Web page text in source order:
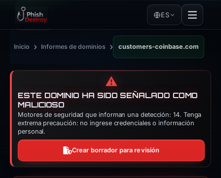
ES
Inicio › Informes de dominios › customers-coinbase.com
⚠️
ESTE DOMINIO HA SIDO SEÑALADO COMO
MALICIOSO
Motores de seguridad que informan una detección: 14. Tenga
extrema precaución: no ingrese credenciales o información
personal.
Crear borrador para revisión